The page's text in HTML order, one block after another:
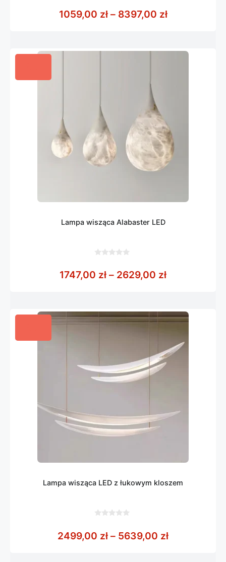
5
1059,00 zł – 8397,00 złZakres cen:
Lampa wisząca Alabaster LED
5
1747,00 zł – 2629,00 złZakres cen:
Lampa wisząca LED z łukowym kloszem
5
2499,00 zł – 5639,00 złZakres cen: